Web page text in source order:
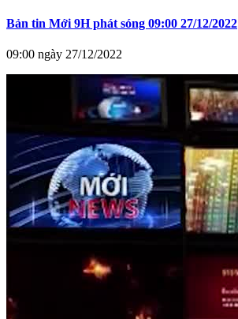
Bản tin Mới 9H phát sóng 09:00 27/12/2022
09:00 ngày 27/12/2022